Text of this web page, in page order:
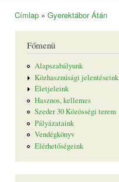
Címlap » Gyerektábor Átán
Főmenü
Alapszabályunk
Közhasznúsági jelentéseink
Életjeleink
Hasznos, kellemes
Szeder 30 Közösségi terem
Pályázataink
Vendégkönyv
Elérhetőségeink